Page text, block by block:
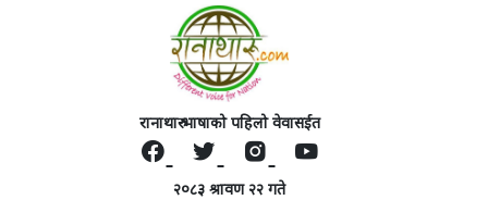
रानाथारु भाषाको पहिलो वेवासईत
२०८३ श्रावण २२ गते